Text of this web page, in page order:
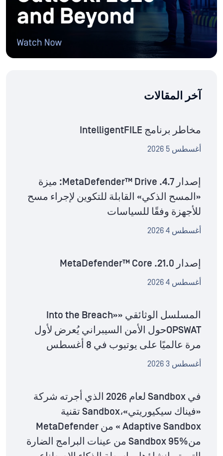
آخر المقالات
مخاطر برنامج IntelligentFILE
أغسطس 5 2026
إصدار MetaDefender™ Drive .4.7: ميزة
«المسح الذكي» القابلة للتكوين لإجراء مسح
للأجهزة وفقًا للسياسات
أغسطس 4 2026
إصدار MetaDefender™ Core .21.0
أغسطس 4 2026
المسلسل الوثائقي «Into the Breach»
OPSWATحول الأمن السيبراني يُعرض لأول
مرة عالميًا على يوتيوب في 8 أغسطس
أغسطس 3 2026
في Sandbox لعام 2026 الذي أجرته شركة
«فيناك سيكيوريتي»،Sandbox تقنية
Adaptive Sandbox » من MetaDefender
منSandbox 95% من عينات البرامج الضارة